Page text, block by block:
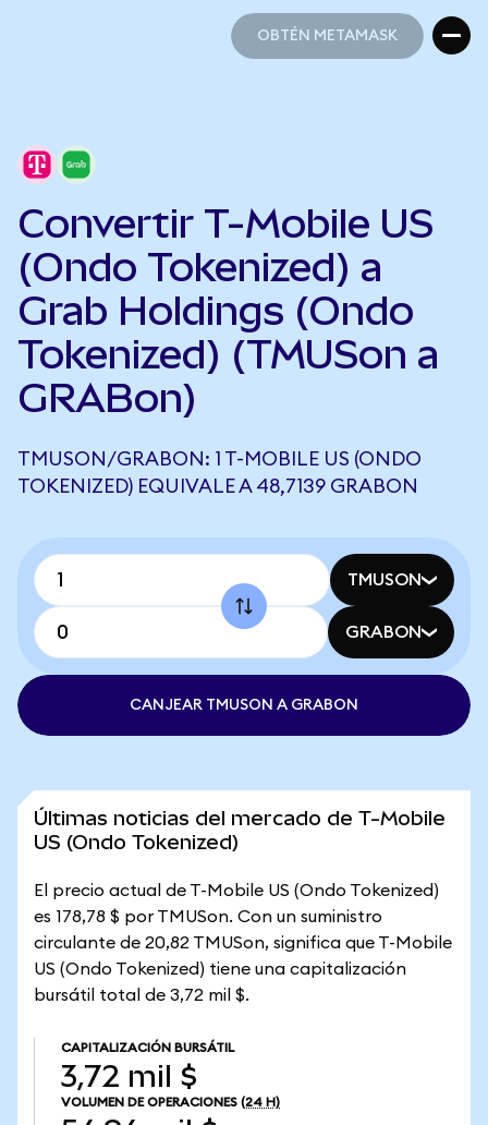
OBTÉN METAMASK
Convertir T-Mobile US
(Ondo Tokenized) a
Grab Holdings (Ondo
Tokenized) (TMUSon a
GRABon)
TMUSON/GRABON: 1 T-MOBILE US (ONDO
TOKENIZED) EQUIVALE A 48,7139 GRABON
TMUSON
GRABON
CANJEAR TMUSON A GRABON
Últimas noticias del mercado de T-Mobile
US (Ondo Tokenized)
El precio actual de T-Mobile US (Ondo Tokenized)
es 178,78 $ por TMUSon. Con un suministro
circulante de 20,82 TMUSon, significa que T-Mobile
US (Ondo Tokenized) tiene una capitalización
bursátil total de 3,72 mil $.
CAPITALIZACIÓN BURSÁTIL
3,72 mil $
VOLUMEN DE OPERACIONES (24 H)